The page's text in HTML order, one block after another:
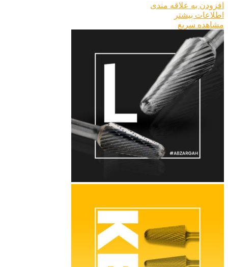
افزودن به علاقه مندی
اطلاعات بیشتر
مشاهده سریع